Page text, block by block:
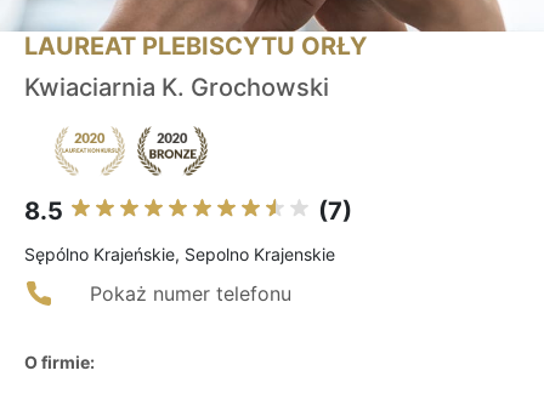
LAUREAT PLEBISCYTU ORŁY
Kwiaciarnia K. Grochowski
8.5 (7)
Sępólno Krajeńskie, Sepolno Krajenskie
Pokaż numer telefonu
O firmie: